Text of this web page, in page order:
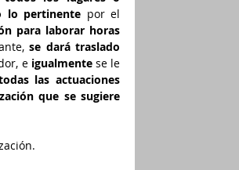
lo pertinente por el
para laborar horas
se dará traslado
e igualmente se le
las actuaciones
que se sugiere